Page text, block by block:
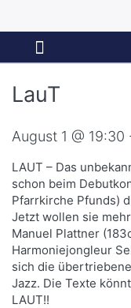
LauT
August 1 @
LAUT – Das
schon beim
Pfarrkirche Pfunds)
Jetzt wollen sie
Manuel Plattner
Harmoniejongleur
sich die
Jazz. Die Texte
LAUT!!